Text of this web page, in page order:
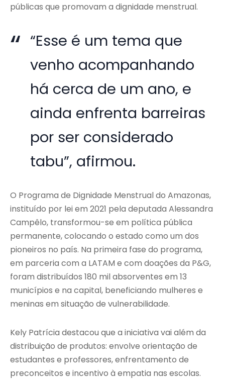
públicas que promovam a dignidade menstrual.
“Esse é um tema que
venho acompanhando
há cerca de um ano, e
ainda enfrenta barreiras
por ser considerado
tabu”, afirmou.
O Programa de Dignidade Menstrual do Amazonas,
instituído por lei em 2021 pela deputada Alessandra
Campêlo, transformou-se em política pública
permanente, colocando o estado como um dos
pioneiros no país. Na primeira fase do programa,
em parceria com a LATAM e com doações da P&G,
foram distribuídos 180 mil absorventes em 13
municípios e na capital, beneficiando mulheres e
meninas em situação de vulnerabilidade.
Kely Patrícia destacou que a iniciativa vai além da
distribuição de produtos: envolve orientação de
estudantes e professores, enfrentamento de
preconceitos e incentivo à empatia nas escolas.